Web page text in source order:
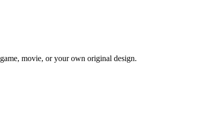
movie, or your own original design.